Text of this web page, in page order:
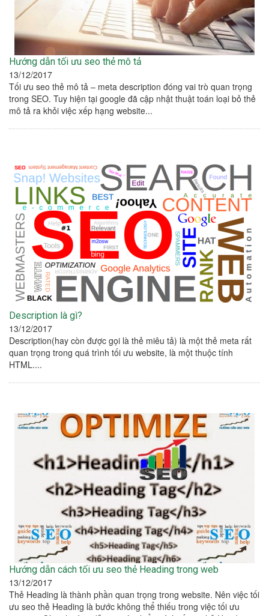
Hướng dẫn tối ưu seo thẻ mô tả
13/12/2017
Tối ưu seo thẻ mô tả – meta description đóng vai trò quan trọng
trong SEO. Tuy hiện tại google đã cập nhật thuật toán loại bỏ thẻ
mô tả ra khỏi việc xếp hạng website...
Description là gì?
13/12/2017
Description(hay còn được gọi là thẻ miêu tả) là một thẻ meta rất
quan trọng trong quá trình tối ưu website, là một thuộc tính
HTML....
Hướng dẫn cách tối ưu seo thẻ Heading trong web
13/12/2017
Thẻ Heading là thành phần quan trọng trong website. Nên việc tối
ưu seo thẻ Heading là bước không thể thiếu trong việc tối ưu